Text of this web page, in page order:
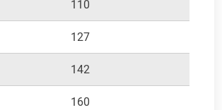
110
127
142
160